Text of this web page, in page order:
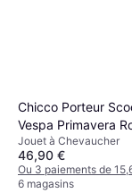
Chicco Porteur
Vespa Primavera
Jouet à Chevaucher
46,90 €
Ou 3 paiements de
6 magasins